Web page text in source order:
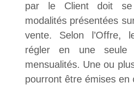
par le Client doit
modalités présentées
vente. Selon l’Offre,
régler en une seule
mensualités. Une ou
pourront être émises en